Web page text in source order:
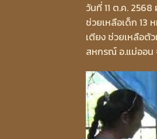
วันที่ 11 ต.ค.
ช่วยเหลือเด็ก 13
เตียง ช่วยเหลือตั
สหกรณ์ อ.แม่ออน